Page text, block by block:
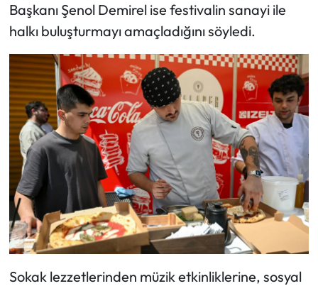
Başkanı Şenol Demirel ise festivalin sanayi ile
halkı buluşturmayı amaçladığını söyledi.
Sokak lezzetlerinden müzik etkinliklerine, sosyal